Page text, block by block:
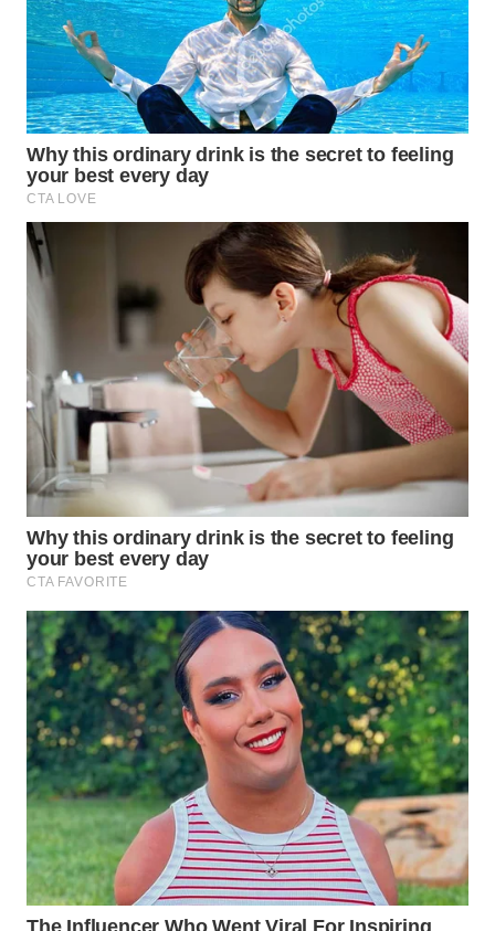
WN
MALUT
WN
DAIRI
WN
DANAU
TOBA
WN
LANGKAT
WN
TAPANULI
SELATAN
WN
TANJUNG
WN
KARO
WN
SIMALUNGUN
WN
LABUHANBATU
WN
TAPANULI